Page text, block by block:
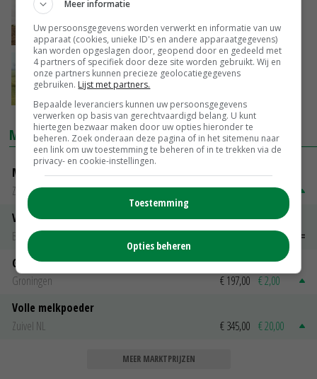
Boer heeft meer vertrouwen in toekomst
16-05-2017
Boer en tuinder positiever over
bedrijfssituatie
MARKTPRIJZEN
Magere melkpoeder
Zuivel NL
€ 269,00 € 7,00
Vleeskuikens 2001-2600 gr
Barneveld
€ 1,09~ € 1,11
Gerst
Groningen
€ 197,00 € 2,00
Volle melkpoeder
Zuivel NL
€ 345,00 € 20,00
MEER MARKTPRIJZEN
Meer informatie
Uw persoonsgegevens worden verwerkt en informatie van uw
apparaat (cookies, unieke ID's en andere apparaatgegevens)
kan worden opgeslagen door, geopend door en gedeeld met
4 partners of specifiek door deze site worden gebruikt. Wij en
onze partners kunnen precieze geolocatiegegevens
gebruiken. Lijst met partners.
Bepaalde leveranciers kunnen uw persoonsgegevens
verwerken op basis van gerechtvaardigd belang. U kunt
hiertegen bezwaar maken door uw opties hieronder te
beheren. Zoek onderaan deze pagina of in het sitemenu naar
een link om uw toestemming te beheren of in te trekken via de
privacy- en cookie-instellingen.
Toestemming
Opties beheren